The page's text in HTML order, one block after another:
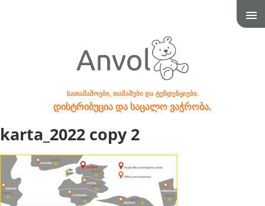
სათამაშოები, თამაშები და ტენდენციები.
დისტრიბუცია და საცალო ვაჭრობა.
karta_2022 copy 2